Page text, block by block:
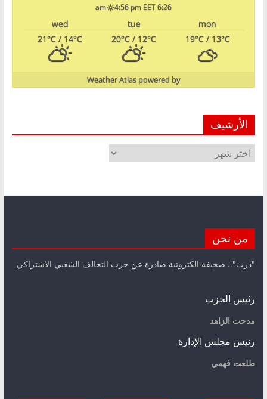
6:26 am
4:56 pm EET
mon
tue
wed
19°C/ 13°C
20°C / 12°C
21°C / 14°C
powered by
Weather Atlas
الأرشيف
الأرشيف
من نحن
"درب".. صحيفة الكترونية صادرة عن حزب التحالف الشعبي الاشتراكي
رئيس الحزب
مدحت الزاهد
رئيس مجلس الإدارة
طلعت فهمي